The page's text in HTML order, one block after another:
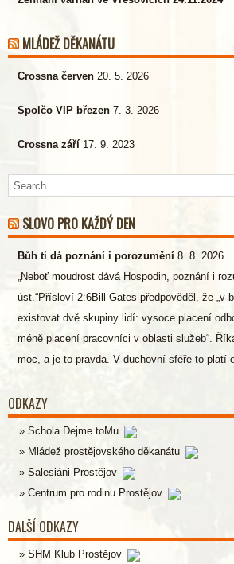
MLÁDEŽ DĚKANÁTU
Crossna červen 20. 5. 2026
Spolčo VIP březen 7. 3. 2026
Crossna září 17. 9. 2023
SLOVO PRO KAŽDÝ DEN
Bůh ti dá poznání i porozumění 8. 8. 2026
„Neboť moudrost dává Hospodin, poznání i
úst.“Přísloví 2:6Bill Gates předpověděl, že „v
existovat dvě skupiny lidí: vysoce placení
méně placení pracovníci v oblasti služeb“.
moc, a je to pravda. V duchovní sféře to
ODKAZY
Schola Dejme toMu
Mládež prostějovského děkanátu
Salesiáni Prostějov
Centrum pro rodinu Prostějov
DALŠÍ ODKAZY
SHM Klub Prostějov